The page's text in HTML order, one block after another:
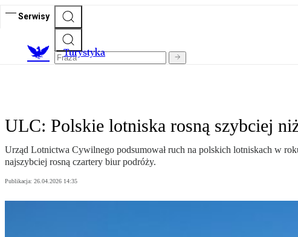
Serwisy
Turystyka
ULC: Polskie lotniska rosną szybciej
Urząd Lotnictwa Cywilnego podsumował ruch na polskich lotniskach w
najszybciej rosną czartery biur podróży.
Publikacja: 26.04.2026 14:35